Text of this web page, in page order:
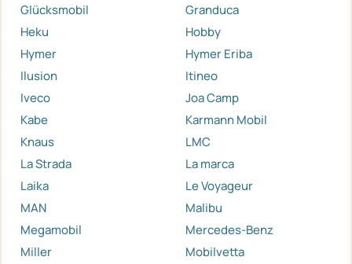
Glücksmobil
Granduca
Heku
Hobby
Hymer
Hymer Eriba
Ilusion
Itineo
Iveco
Joa Camp
Kabe
Karmann Mobil
Knaus
LMC
La Strada
La marca
Laika
Le Voyageur
MAN
Malibu
Megamobil
Mercedes-Benz
Miller
Mobilvetta